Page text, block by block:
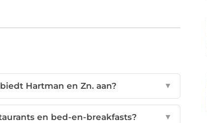
Hartman en Zn. aan? ▼
en bed-en-breakfasts? ▼